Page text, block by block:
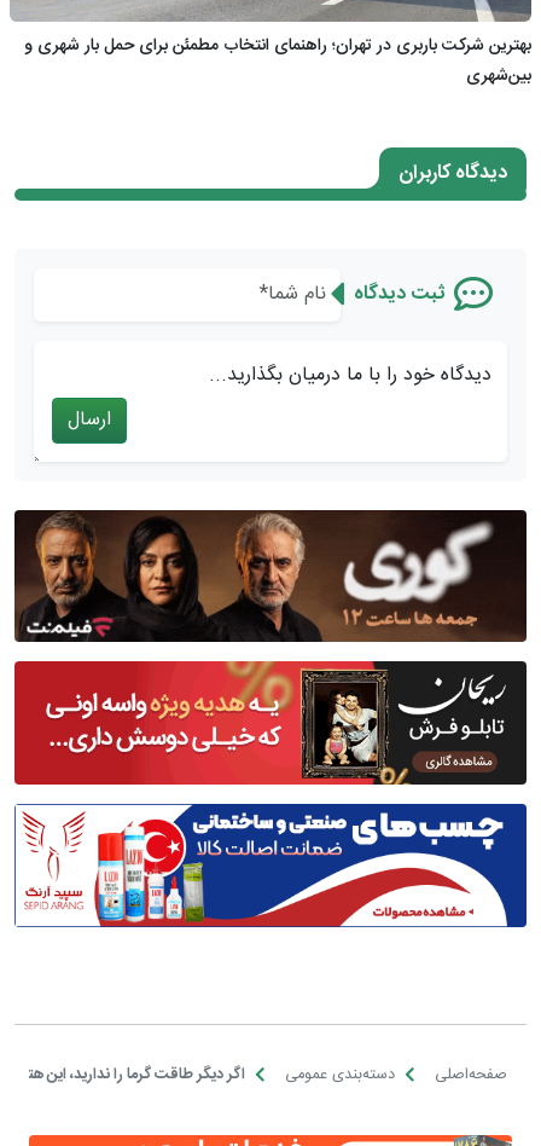
بهترین شرکت باربری در تهران؛ راهنمای انتخاب مطمئن برای حمل بار شهری و
بین‌شهری
دیدگاه کاربران
ثبت دیدگاه
دیدگاه خود را با ما درمیان بگذارید...
ارسال